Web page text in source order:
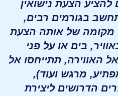
הצעת נישואין
בגורמים רבים,
מקומה של אותה הצעת
בים או על פני
האווירה, תתייחסו אל
מרגש ועוד),
הדרושים ליצירת